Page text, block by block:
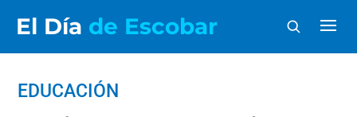
El Día de Escobar
EDUCACIÓN